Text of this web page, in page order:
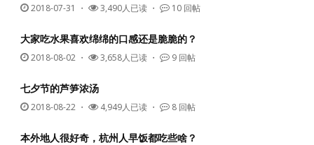
2018-07-31 ・ 3,490人已读 ・ 10 回帖
大家吃水果喜欢绵绵的口感还是脆脆的？
2018-08-02 ・ 3,658人已读 ・ 9 回帖
七夕节的芦笋浓汤
2018-08-22 ・ 4,949人已读 ・ 8 回帖
本外地人很好奇，杭州人早饭都吃些啥？